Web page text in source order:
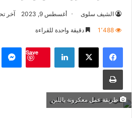
الشيف سلوى أغسطس 9, 2023 آخر
1٬488 دقيقة واحدة للقراءة
فيسبوك ‫X لينكدإن
Save
طباعة
طريقة عمل معكرونة باللبن